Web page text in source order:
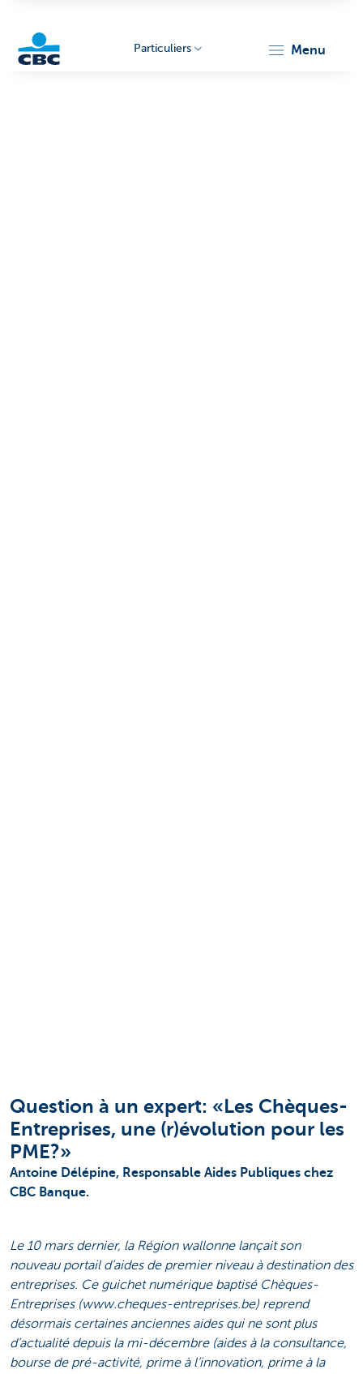
Particuliers menu
Question à un expert: «Les Chèques-
Entreprises, une (r)évolution pour les
PME?»
Antoine Délépine, Responsable Aides Publiques chez
CBC Banque.
Le 10 mars dernier, la Région wallonne lançait son
nouveau portail d’aides de premier niveau à destination des
entreprises. Ce guichet numérique baptisé Chèques-
Entreprises (www.cheques-entreprises.be) reprend
désormais certaines anciennes aides qui ne sont plus
d’actualité depuis la mi-décembre (aides à la consultance,
bourse de pré-activité, prime à l’innovation, prime à la